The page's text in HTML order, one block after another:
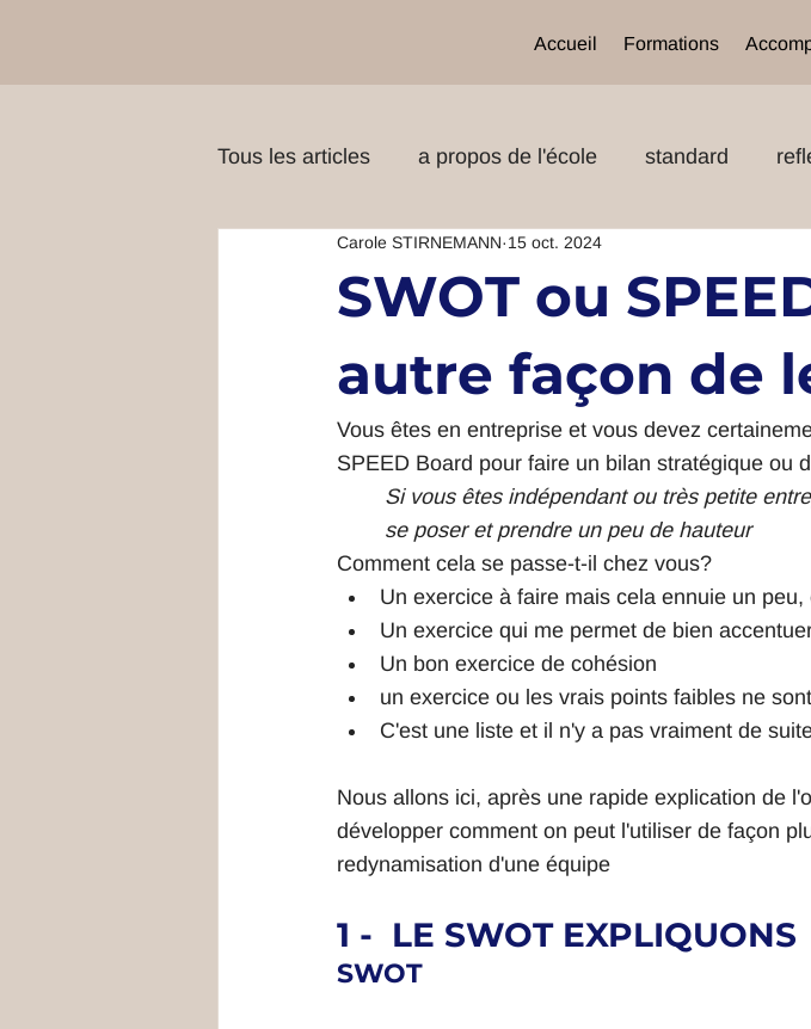
Accueil Formations
Tous les articles a propos de l'école standard
SWOT ou
autre façon de
Carole STIRNEMANN 15 oct. 2024
Vous êtes en entreprise et vous devez
SPEED Board pour faire un bilan stratégique ou
Si vous êtes indépendant ou très petite
se poser et prendre un peu de hauteur
Comment cela se passe-t-il chez vous?
Un exercice à faire mais cela ennuie un peu,
Un exercice qui me permet de bien
Un bon exercice de cohésion
un exercice ou les vrais points faibles ne
C'est une liste et il n'y a pas vraiment de
Nous allons ici, après une rapide explication de
développer comment on peut l'utiliser de façon
redynamisation d'une équipe
1 -  LE SWOT EXPLIQUONS
SWOT